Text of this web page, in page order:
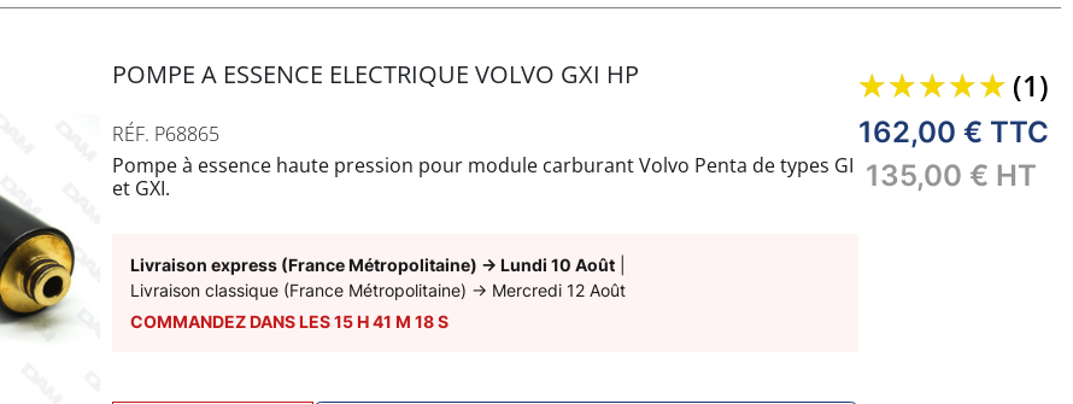
POMPE A ESSENCE ELECTRIQUE VOLVO GXI HP
RÉF. P68865
Pompe à essence haute pression pour module carburant Volvo Penta de types GI
et GXI.
Livraison express (France Métropolitaine) → Lundi 10 Août
Livraison classique (France Métropolitaine) → Mercredi 12 Août
COMMANDEZ DANS LES 15H41 M17S
(1)
162,00 € TTC
135,00 € HT